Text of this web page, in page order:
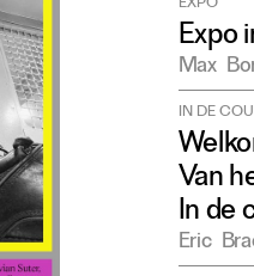
EXPO
Expo
Max
IN DE
Van
In de
Eric